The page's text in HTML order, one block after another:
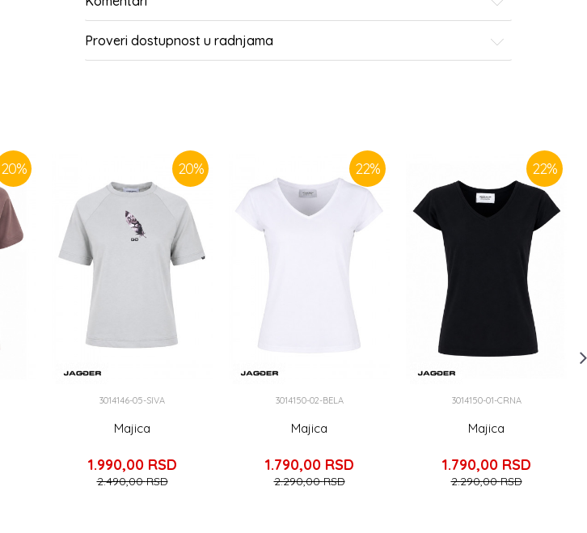
Proveri dostupnost u radnjama
20% 20%
3014146-05-SIVA
Majica
1.990,00 RSD
2.490,00RSD
22%
3014150-02-BELA
Majica
1.790,00 RSD
2.290,00RSD
22%
3014150-01-CRNA
Majica
1.790,00 RSD
2.290,00RSD